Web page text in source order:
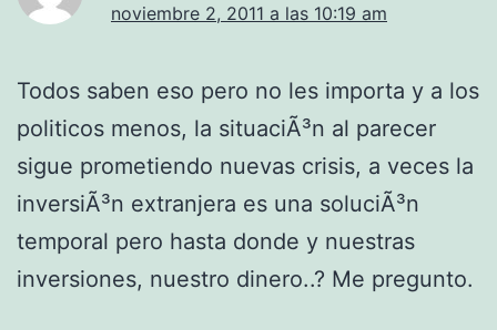
noviembre 2, 2011 a las 10:19 am
Todos saben eso pero no les importa y a los
politicos menos, la situaciÃ³n al parecer
sigue prometiendo nuevas crisis, a veces la
inversiÃ³n extranjera es una soluciÃ³n
temporal pero hasta donde y nuestras
inversiones, nuestro dinero..? Me pregunto.